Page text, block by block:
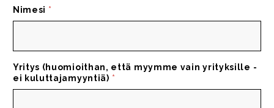
Nimesi *
Yritys (huomioithan, että myymme vain yrityksille -
ei kuluttajamyyntiä) *